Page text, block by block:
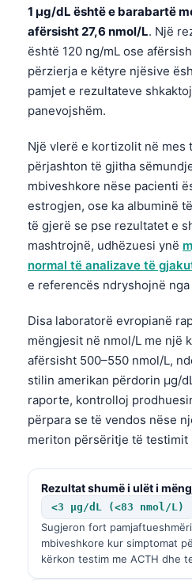
1 µg/dL është e barabartë
afërsisht 27,6 nmol/L. Një
është 120 ng/mL ose
përzierja e këtyre njësive
pamjet e rezultateve
panevojshëm.
Një vlerë e kortizolit në mes
përjashton të gjitha
mbiveshkore nëse pacienti
estrogjen, ose ka albuminë
të gjerë se pse rezultatet e
mashtrojnë, udhëzuesi ynë
normal të analizave të
e referencës ndryshojnë
Disa laboratorë evropianë
mëngjesit në nmol/L me një
afërsisht 500–550 nmol/L,
stilin amerikan përdorin µg/
raporte, kontrolloj
përpara se të vendos nëse
meriton përsëritje të testimit
Rezultat shumë i ulët i
<3 µg/dL (<83 nmol/L)
Sugjeron fort
mbiveshkore kur simptomat
kërkon testim me ACTH dhe